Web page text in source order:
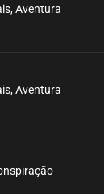
Aventura
Aventura